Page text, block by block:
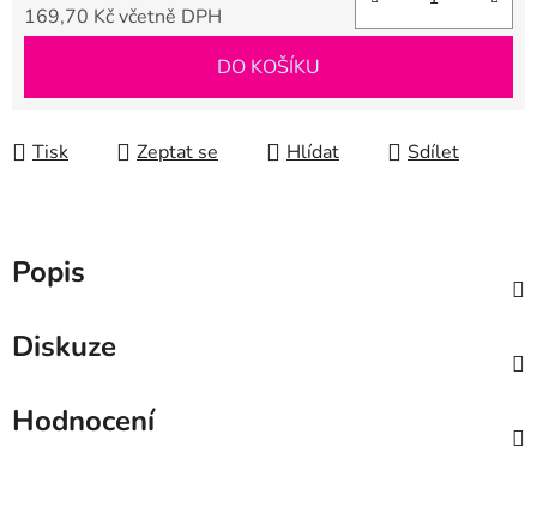
169,70 Kč včetně DPH
DO KOŠÍKU
Tisk Zeptat se Hlídat Sdílet
Popis
Diskuze
Hodnocení